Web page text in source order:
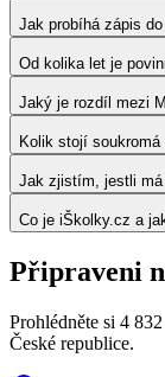
Jak probíhá zápis
Od kolika let je
Jaký je rozdíl mezi
Kolik stojí
Jak zjistím, jestli
Co je iŠkolky.cz a
Připraveni
Prohlédněte si 4 832
České republice.